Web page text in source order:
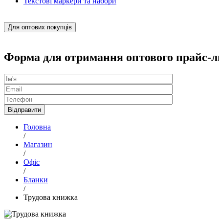
Для оптових покупців
Форма для отримання оптового прайс-
Головна
/
Магазин
/
Офіс
/
Бланки
/
Трудова книжка